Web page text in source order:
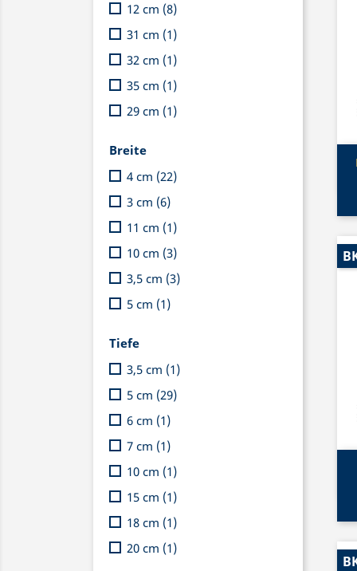
12 cm (8)
31 cm (1)
32 cm (1)
35 cm (1)
29 cm (1)
Breite
4 cm (22)
3 cm (6)
11 cm (1)
10 cm (3)
3,5 cm (3)
5 cm (1)
Tiefe
3,5 cm (1)
5 cm (29)
6 cm (1)
7 cm (1)
10 cm (1)
15 cm (1)
18 cm (1)
20 cm (1)